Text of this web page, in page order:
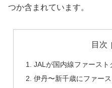
つか含まれています。
目次
JALが国内線ファースト
伊丹〜新千歳にファー